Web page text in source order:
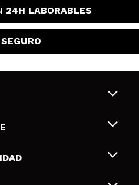
24H LABORABLES
SEGURO